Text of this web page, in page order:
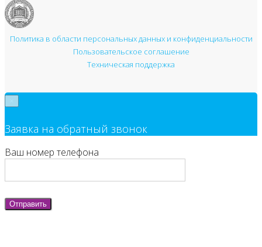
Политика в области персональных данных и конфиденциальности
Пользовательское соглашение
Техническая поддержка
Заявка на обратный звонок
Ваш номер телефона
Отправить